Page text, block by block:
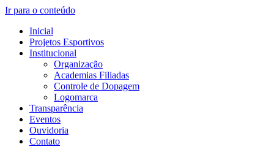
Ir para o conteúdo
Inicial
Projetos Esportivos
Institucional
Organização
Academias Filiadas
Controle de Dopagem
Logomarca
Transparência
Eventos
Ouvidoria
Contato